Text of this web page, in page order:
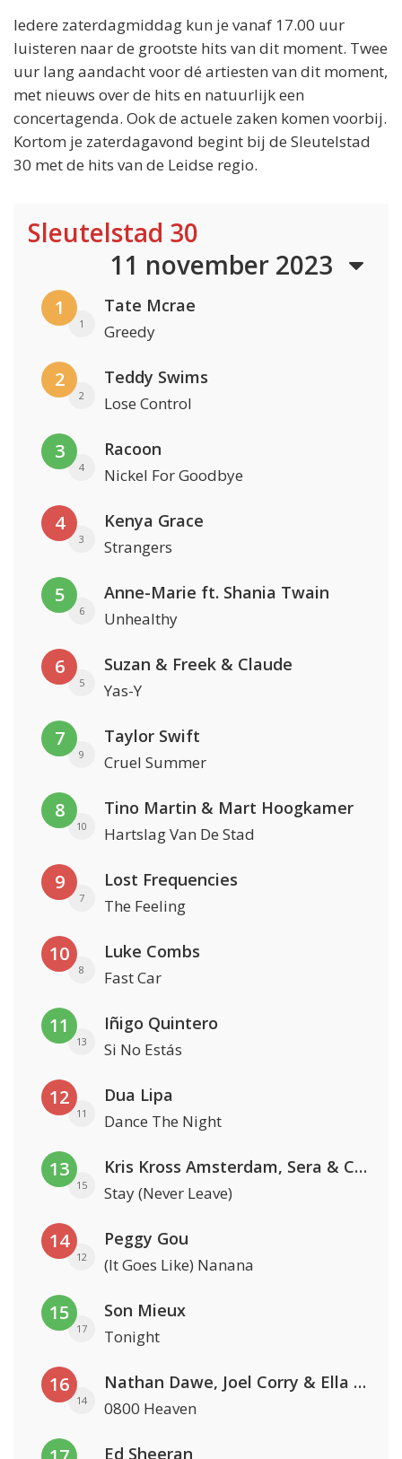
Iedere zaterdagmiddag kun je vanaf 17.00 uur
luisteren naar de grootste hits van dit moment. Twee
uur lang aandacht voor dé artiesten van dit moment,
met nieuws over de hits en natuurlijk een
concertagenda. Ook de actuele zaken komen voorbij.
Kortom je zaterdagavond begint bij de Sleutelstad
30 met de hits van de Leidse regio.
Sleutelstad 30
11 november 2023
1
1
Tate Mcrae
Greedy
2
2
Teddy Swims
Lose Control
3
4
Racoon
Nickel For Goodbye
4
3
Kenya Grace
Strangers
5
6
Anne-Marie ft. Shania Twain
Unhealthy
6
5
Suzan & Freek & Claude
Yas-Y
7
9
Taylor Swift
Cruel Summer
8
10
Tino Martin & Mart Hoogkamer
Hartslag Van De Stad
9
7
Lost Frequencies
The Feeling
10
8
Luke Combs
Fast Car
11
13
Iñigo Quintero
Si No Estás
12
11
Dua Lipa
Dance The Night
13
15
Kris Kross Amsterdam, Sera & Conor Maynard
Stay (Never Leave)
14
12
Peggy Gou
(It Goes Like) Nanana
15
17
Son Mieux
Tonight
16
14
Nathan Dawe, Joel Corry & Ella Henderson
0800 Heaven
Ed Sheeran